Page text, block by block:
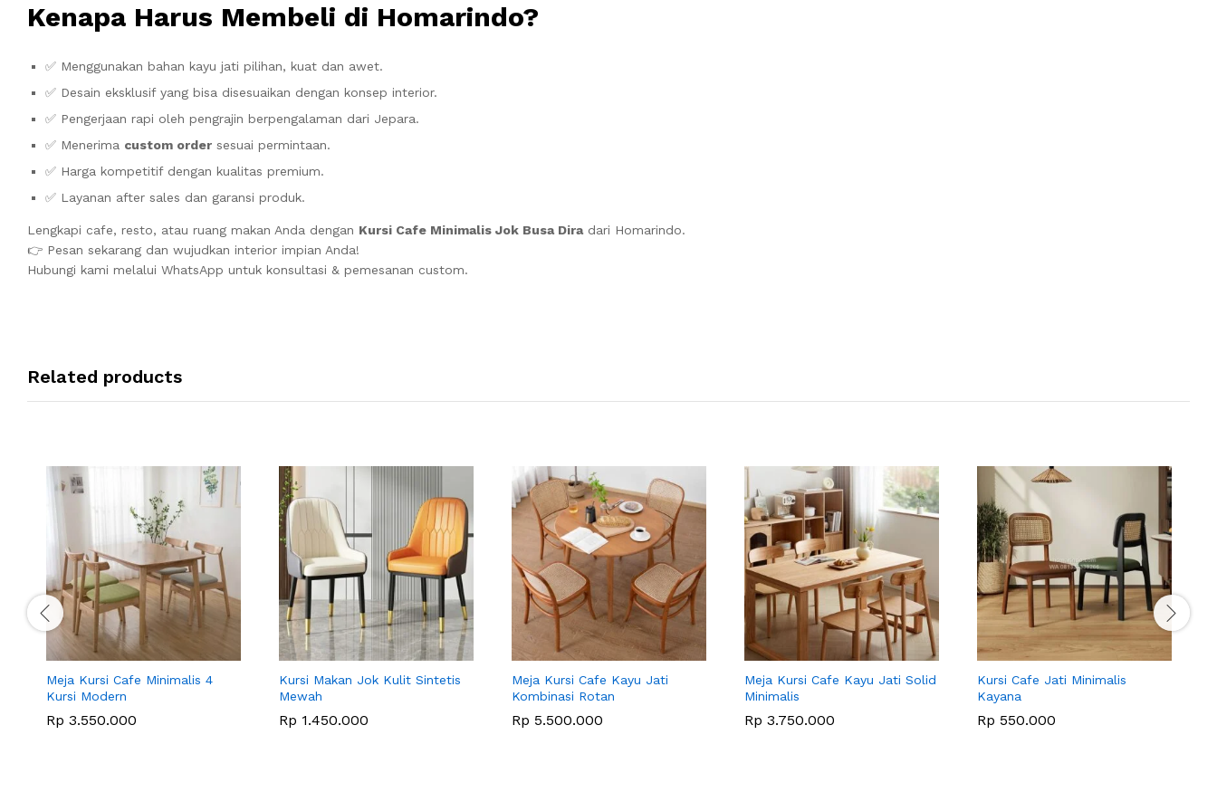
Kenapa Harus Membeli di Homarindo?
✅ Menggunakan bahan kayu jati pilihan, kuat dan awet.
✅ Desain eksklusif yang bisa disesuaikan dengan konsep interior.
✅ Pengerjaan rapi oleh pengrajin berpengalaman dari Jepara.
✅ Menerima custom order sesuai permintaan.
✅ Harga kompetitif dengan kualitas premium.
✅ Layanan after sales dan garansi produk.
Lengkapi cafe, resto, atau ruang makan Anda dengan Kursi Cafe Minimalis Jok Busa Diradari Homarindo.
👉 Pesan sekarang dan wujudkan interior impian Anda!
Hubungi kami melalui WhatsApp untuk konsultasi & pemesanan custom.
Related products
Meja Kursi Cafe Minimalis 4
Kursi Modern
Rp 3.550.000
Kursi Makan Jok Kulit Sintetis
Mewah
Rp 1.450.000
Meja Kursi Cafe Kayu Jati
Kombinasi Rotan
Rp 5.500.000
Meja Kursi Cafe Kayu Jati Solid
Minimalis
Rp 3.750.000
Kursi Cafe Jati Minimalis
Kayana
Rp 550.000